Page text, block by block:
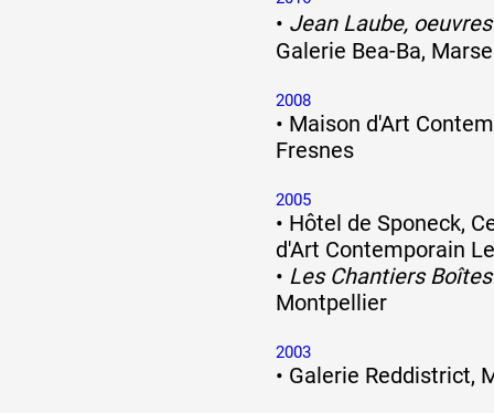
Documentation
Visites d'ateliers
Production vidéo
Formation
Événements
• Jean Laube,
Galerie Bea-Ba,
2008
• Maison d'Art
Fresnes
2005
• Hôtel de Sponeck,
d'Art Contemporain
• Les Chantiers
Montpellier
2003
• Galerie Reddistrict,